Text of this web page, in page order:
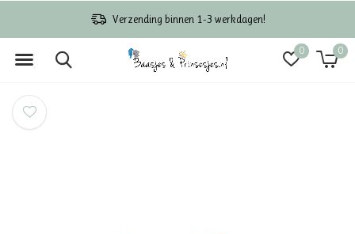
0 0
Verzending binnen 1-3 werkdagen!